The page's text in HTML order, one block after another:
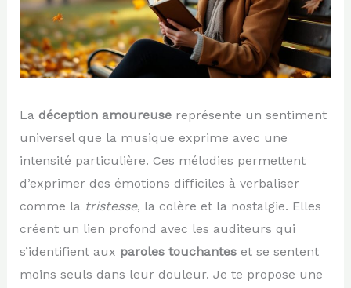
La déception amoureusereprésente un sentiment
universel que la musique exprime avec une
intensité particulière. Ces mélodies permettent
d’exprimer des émotions difficiles à verbaliser
comme la tristesse, la colère et la nostalgie. Elles
créent un lien profond avec les auditeurs qui
s’identifient aux paroles touchanteset se sentent
moins seuls dans leur douleur. Je te propose une